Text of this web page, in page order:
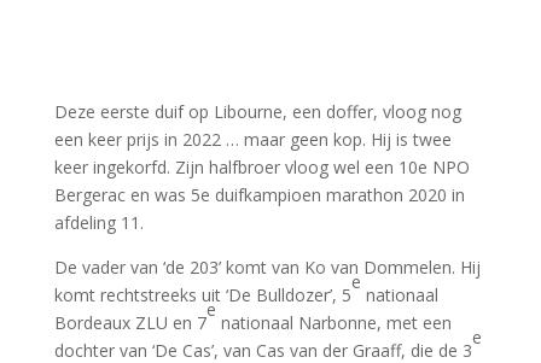
Deze eerste duif op Libourne, een doffer, vloog nog
een keer prijs in 2022 … maar geen kop. Hij is twee
keer ingekorfd. Zijn halfbroer vloog wel een 10e NPO
Bergerac en was 5e duifkampioen marathon 2020 in
afdeling 11.
De vader van ‘de 203’ komt van Ko van Dommelen. Hij
komt rechtstreeks uit ‘De Bulldozer’, 5
e
nationaal
Bordeaux ZLU en 7
e
nationaal Narbonne, met een
dochter van ‘De Cas’, van Cas van der Graaff, die de 3
e